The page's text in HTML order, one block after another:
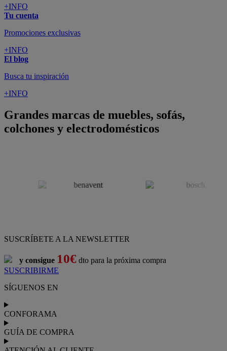
+INFO
Tu cuenta
Promociones exclusivas
+INFO
El blog
Busca tu inspiración
+INFO
Grandes marcas de muebles, sofás,
colchones y electrodomésticos
SUSCRÍBETE A LA NEWSLETTER
y consigue 10€ dto para la próxima compra
SUSCRIBIRME
SÍGUENOS EN
CONFORAMA
GUÍA DE COMPRA